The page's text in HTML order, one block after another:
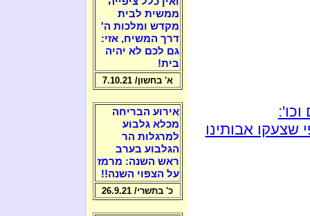
אבותינו
ממשית לבית
מקדש ומלכות ה'
דרך המשיח, אזי:
גם לכם לא יהיה
בית!
א' בחשון/ 7.10.21
אירוע הבריחה
מכלא גלבוע
למרגלות הר
הגלבוע בערב
ראש השנה: מרמז
על הצפוי השנה!!
כ' בתשרי/ 26.9.21